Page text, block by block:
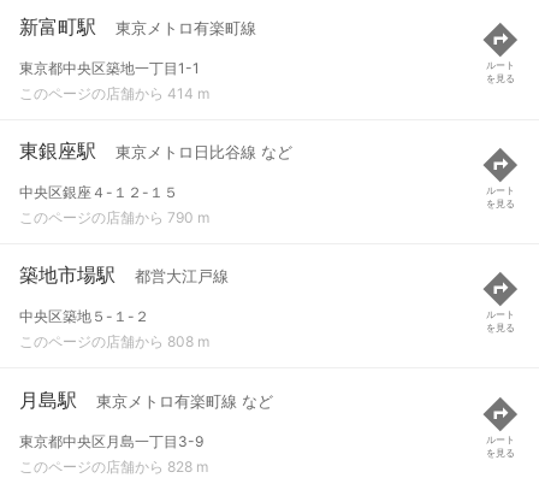
新富町駅 東京メトロ有楽町線
東京都中央区築地一丁目1-1
このページの店舗から 414 m
ルート
を見る
東銀座駅 東京メトロ日比谷線 など
中央区銀座４-１２-１５
このページの店舗から 790 m
ルート
を見る
築地市場駅 都営大江戸線
中央区築地５-１-２
このページの店舗から 808 m
ルート
を見る
月島駅 東京メトロ有楽町線 など
東京都中央区月島一丁目3-9
このページの店舗から 828 m
ルート
を見る